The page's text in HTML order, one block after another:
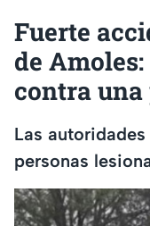
Fuerte
de
contra una
Las
personas